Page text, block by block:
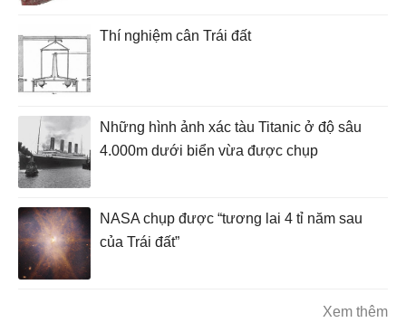
Thí nghiệm cân Trái đất
Những hình ảnh xác tàu Titanic ở độ sâu
4.000m dưới biển vừa được chụp
NASA chụp được “tương lai 4 tỉ năm sau
của Trái đất”
Xem thêm